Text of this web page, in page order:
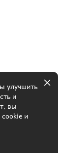
улучшить
и
вы
и